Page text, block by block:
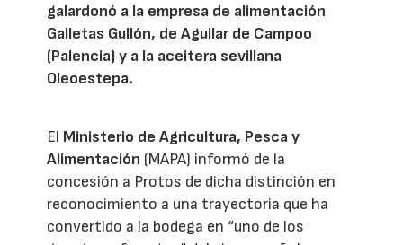
galardonó a la empresa de alimentación
Galletas Gullón, de Aguilar de Campoo
(Palencia) y a la aceitera sevillana
Oleoestepa.
El Ministerio de Agricultura, Pesca y
Alimentación (MAPA) informó de la
concesión a Protos de dicha distinción en
reconocimiento a una trayectoria que ha
convertido a la bodega en “uno de los